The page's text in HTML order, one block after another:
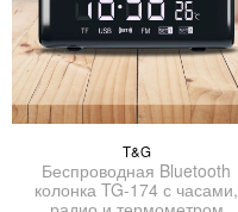
T&G
Беспроводная Bluetooth
колонка TG-174 с часами,